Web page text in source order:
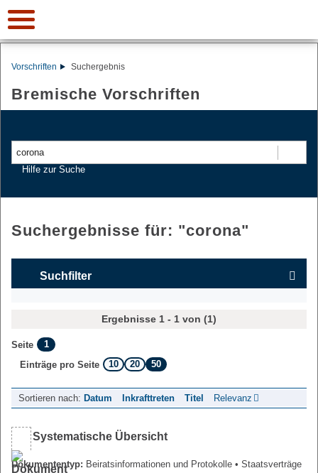
Vorschriften Suchergebnis
Bremische Vorschriften
Hilfe zur Suche
Suchergebnisse für: "corona"
Suchfilter
Ergebnisse 1 - 1 von (1)
Seite
1
Einträge pro Seite
10 20 50
Sortieren nach: Datum Inkrafttreten Titel Relevanz
Systematische Übersicht
Dokumententyp: Beiratsinformationen und Protokolle • Staatsverträge